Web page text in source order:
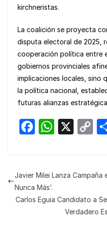
kirchneristas.
La coalición se proyecta
disputa electoral de 2025,
cooperación política entre
gobiernos provinciales
implicaciones locales, sino
la política nacional,
futuras alianzas
F
e
b
o
W
s
p
X
C
y
n
k
Javier Milei Lanza Campaña
Nunca Más’.
Carlos Eguia Candidato a
Verdadero